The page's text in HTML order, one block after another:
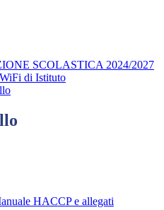
SCOLASTICA 2024/2027
di Istituto
HACCP e allegati